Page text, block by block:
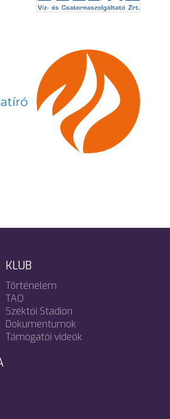
KLUB
Történelem
TAO
Széktói Stadion
Dokumentumok
Támogatói videók